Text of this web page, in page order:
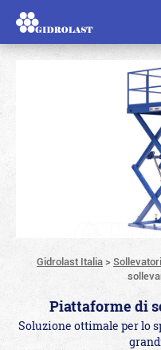
Gidrolast Italia>
Piattaforme di
Soluzione ottimale per lo